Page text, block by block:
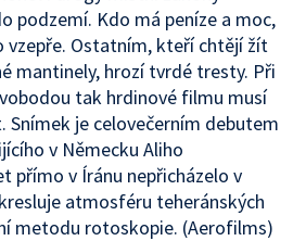
podzemí. Kdo má peníze a moc,
vzepře. Ostatním, kteří chtějí žít
mantinely, hrozí tvrdé tresty. Při
tak hrdinové filmu musí
Snímek je celovečerním debutem
v Německu Aliho
přímo v Íránu nepřicházelo v
atmosféru teheránských
metodu rotoskopie. (Aerofilms)